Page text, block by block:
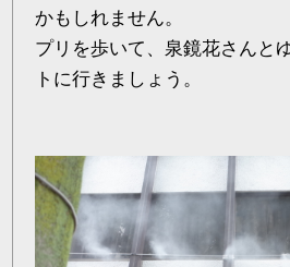
かもしれません。
プリを歩いて、泉鏡花さんと
トに行きましょう。